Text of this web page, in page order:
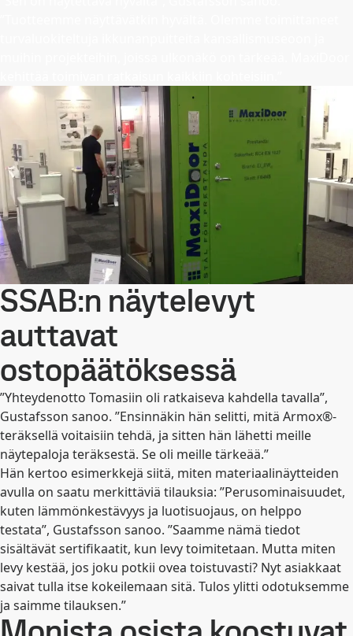
SSAB:n näytelevyt
auttavat
ostopäätöksessä
”Yhteydenotto Tomasiin oli ratkaiseva kahdella tavalla”,
Gustafsson sanoo. ”Ensinnäkin hän selitti, mitä Armox®-
teräksellä voitaisiin tehdä, ja sitten hän lähetti meille
näytepaloja teräksestä. Se oli meille tärkeää.”
Hän kertoo esimerkkejä siitä, miten materiaalinäytteiden
avulla on saatu merkittäviä tilauksia: ”Perusominaisuudet,
kuten lämmönkestävyys ja luotisuojaus, on helppo
testata”, Gustafsson sanoo. ”Saamme nämä tiedot
sisältävät sertifikaatit, kun levy toimitetaan. Mutta miten
levy kestää, jos joku potkii ovea toistuvasti? Nyt asiakkaat
saivat tulla itse kokeilemaan sitä. Tulos ylitti odotuksemme
ja saimme tilauksen.”